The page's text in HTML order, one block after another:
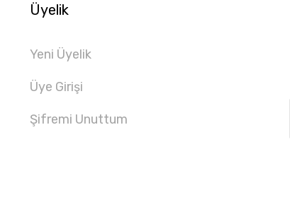
Üyelik
Yeni Üyelik
Üye Girişi
Şifremi Unuttum